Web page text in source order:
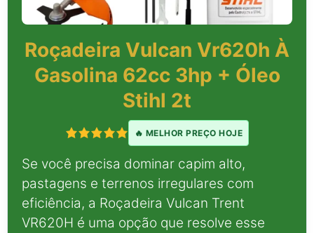
Roçadeira Vulcan Vr620h À
Gasolina 62cc 3hp + Óleo
Stihl 2t
🔥 MELHOR PREÇO HOJE
Se você precisa dominar capim alto,
pastagens e terrenos irregulares com
eficiência, a Roçadeira Vulcan Trent
VR620H é uma opção que resolve esse